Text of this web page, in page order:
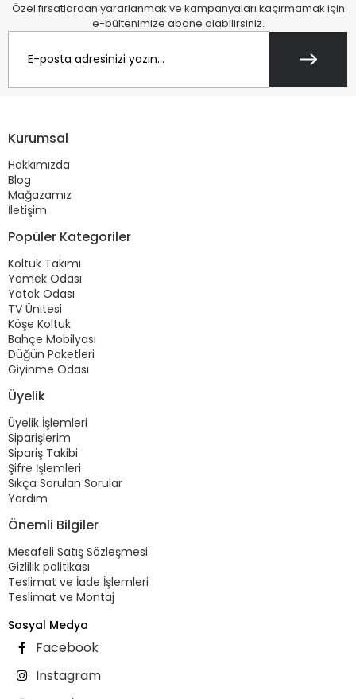
Özel fırsatlardan yararlanmak ve kampanyaları kaçırmamak için
e-bültenimize abone olabilirsiniz.
Kurumsal
Hakkımızda
Blog
Mağazamız
İletişim
Popüler Kategoriler
Koltuk Takımı
Yemek Odası
Yatak Odası
TV Ünitesi
Köşe Koltuk
Bahçe Mobilyası
Düğün Paketleri
Giyinme Odası
Üyelik
Üyelik İşlemleri
Siparişlerim
Sipariş Takibi
Şifre İşlemleri
Sıkça Sorulan Sorular
Yardım
Önemli Bilgiler
Mesafeli Satış Sözleşmesi
Gizlilik politikası
Teslimat ve İade İşlemleri
Teslimat ve Montaj
Sosyal Medya
Facebook
Instagram